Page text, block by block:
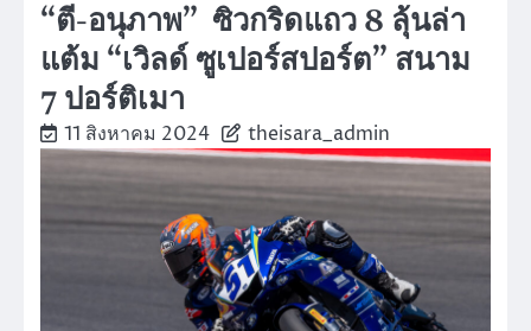
“ตี-อนุภาพ” ซิวกริดแถว 8 ลุ้นล่า
แต้ม “เวิลด์ ซูเปอร์สปอร์ต” สนาม
7 ปอร์ติเมา
11 สิงหาคม 2024 theisara_admin